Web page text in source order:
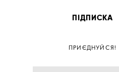
ПІДПИСКА
ПРИЄДНУЙСЯ!